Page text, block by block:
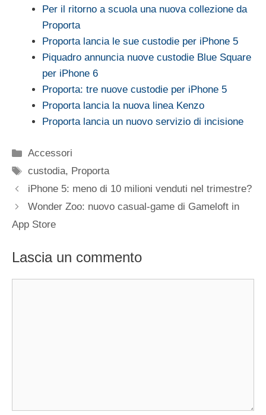
Per il ritorno a scuola una nuova collezione da
Proporta
Proporta lancia le sue custodie per iPhone 5
Piquadro annuncia nuove custodie Blue Square
per iPhone 6
Proporta: tre nuove custodie per iPhone 5
Proporta lancia la nuova linea Kenzo
Proporta lancia un nuovo servizio di incisione
Categorie
Accessori
Tag
custodia, Proporta
iPhone 5: meno di 10 milioni venduti nel trimestre?
Wonder Zoo: nuovo casual-game di Gameloft in
App Store
Lascia un commento